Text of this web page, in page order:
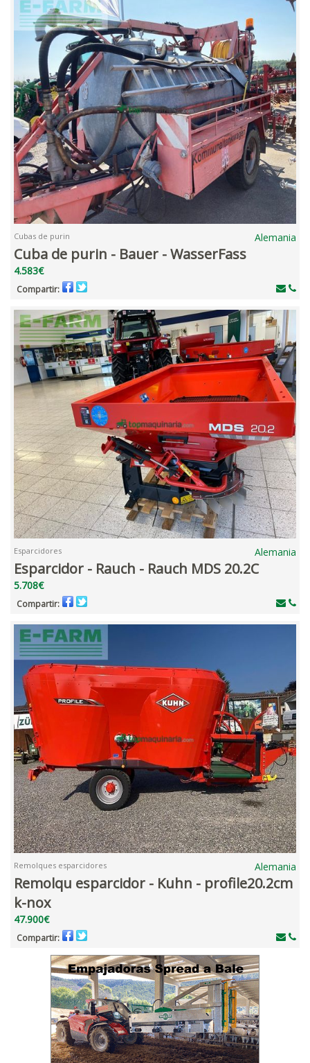
Cubas de purin Alemania
Cuba de purin - Bauer - WasserFass
4.583€
Compartir:
Esparcidores Alemania
Esparcidor - Rauch - Rauch MDS 20.2C
5.708€
Compartir:
Remolques esparcidores Alemania
Remolqu esparcidor - Kuhn - profile20.2cm
k-nox
47.900€
Compartir: